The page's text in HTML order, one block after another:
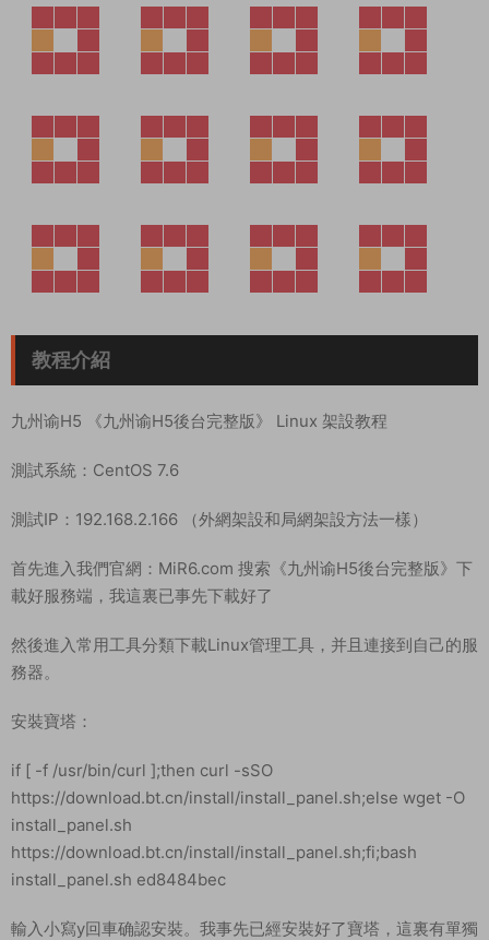
教程介紹
九州谕H5 《九州谕H5後台完整版》 Linux 架設教程
測試系統：CentOS 7.6
測試IP：192.168.2.166 （外網架設和局網架設方法一樣）
首先進入我們官網：MiR6.com 搜索《九州谕H5後台完整版》下
載好服務端，我這裏已事先下載好了
然後進入常用工具分類下載Linux管理工具，并且連接到自己的服
務器。
安裝寶塔：
if [ -f /usr/bin/curl ];then curl -sSO
https://download.bt.cn/install/install_panel.sh;else wget -O
install_panel.sh
https://download.bt.cn/install/install_panel.sh;fi;bash
install_panel.sh ed8484bec
輸入小寫y回車确認安裝。我事先已經安裝好了寶塔，這裏有單獨